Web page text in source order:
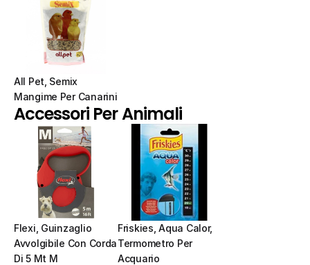
All Pet, Semix
Mangime Per Canarini
Accessori Per Animali
Flexi, Guinzaglio
Avvolgibile Con Corda
Di 5 Mt M
Friskies, Aqua Calor,
Termometro Per
Acquario